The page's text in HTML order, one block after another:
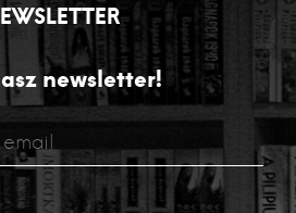
newsletter!